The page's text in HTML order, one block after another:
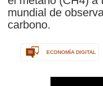
mundial de
carbono.
ECONOMÍA DIGITAL